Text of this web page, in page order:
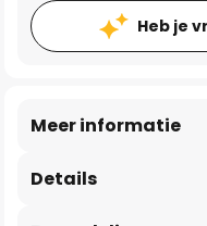
Heb je
Details
Meer informatie